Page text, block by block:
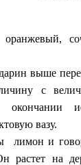
выше
с
вазу.
лимон и
растет на